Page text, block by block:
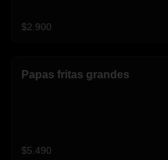
$2.900
Papas fritas grandes
$5.490